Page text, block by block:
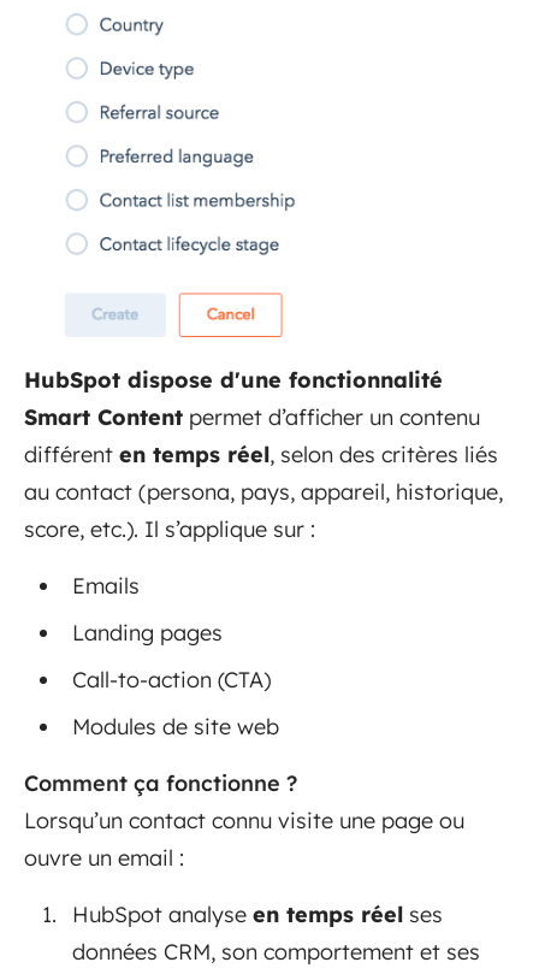
HubSpot dispose d'une fonctionnalité
Smart Content permet d’afficher un contenu
différent en temps réel, selon des critères liés
au contact (persona, pays, appareil, historique,
score, etc.). Il s’applique sur :
Emails
Landing pages
Call-to-action (CTA)
Modules de site web
Comment ça fonctionne ?
Lorsqu’un contact connu visite une page ou
ouvre un email :
HubSpot analyse en temps réel ses
données CRM, son comportement et ses